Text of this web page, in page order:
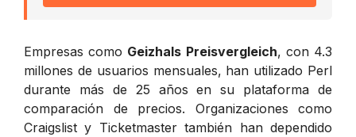
Empresas como Geizhals Preisvergleich, con 4.3
millones de usuarios mensuales, han utilizado Perl
durante más de 25 años en su plataforma de
comparación de precios. Organizaciones como
Craigslist y Ticketmaster también han dependido